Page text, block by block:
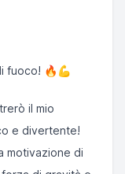
fuoco! 🔥💪
il mio
e divertente!
motivazione di